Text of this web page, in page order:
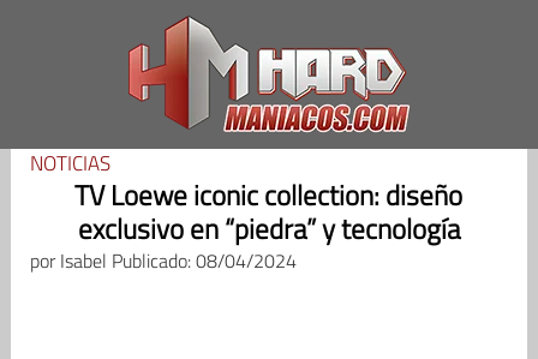
NOTICIAS
TV Loewe iconic collection: diseño
exclusivo en “piedra” y tecnología
porIsabel Publicado: 08/04/2024